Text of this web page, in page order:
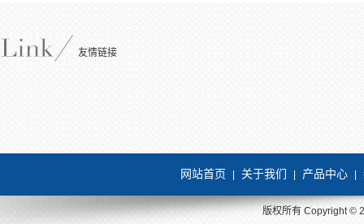
友情链接
网站首页 关于我们 产品中心
版权所有 Copyright ©